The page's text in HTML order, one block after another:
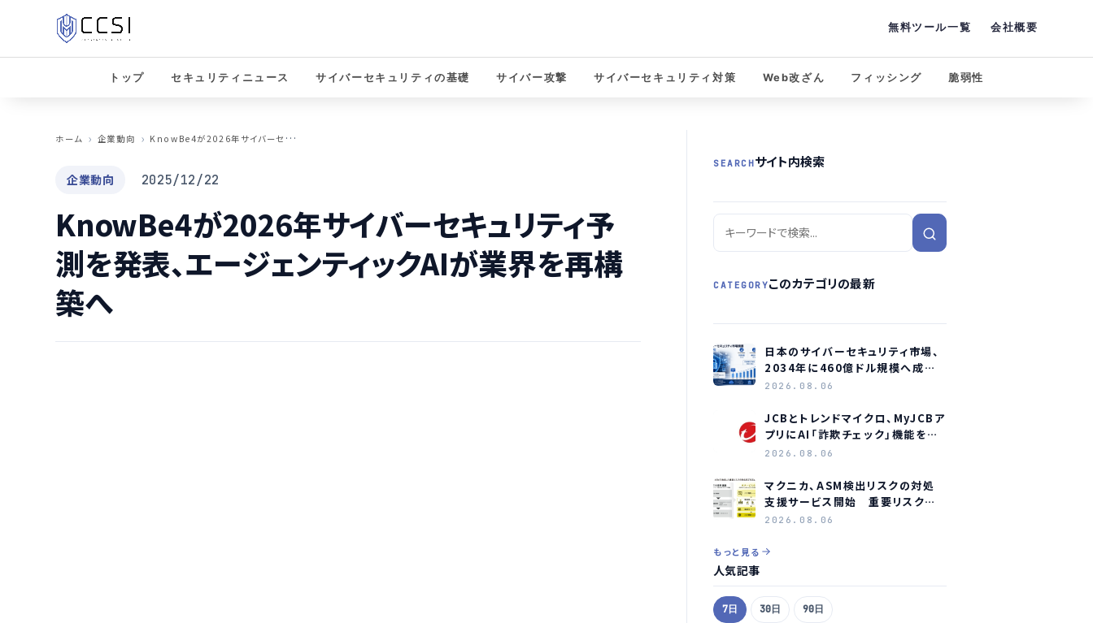
無料ツール一覧 会社概要
トップ セキュリティニュース サイバーセキュリティの基礎 サイバー攻撃 サイバーセキュリティ対策 Web改ざん フィッシング 脆弱性
ホーム
企業動向 K
nowBe4が2026年サイバーセキュリティ予測を発表、エージェンティックAIが業界を再構築へ
企業動向 2025/12/22
KnowBe4が2026年サイバーセキュリティ予
測を発表、エージェンティックAIが業界を再構
築へ
SEARCHサイト内検索
CATEGORYこのカテゴリの最新
日本のサイバーセキュリティ市場、
2034年に460億ドル規模へ成長
か
2026.08.06
JCBとトレンドマイクロ、MyJCBア
プリにAI「詐欺チェック」機能を常
設し不正対策を強化
2026.08.06
マクニカ、ASM検出リスクの対処
支援サービス開始 重要リスク放
置を防止へ
2026.08.06
もっと見る
人気記事
7日 30日 90日